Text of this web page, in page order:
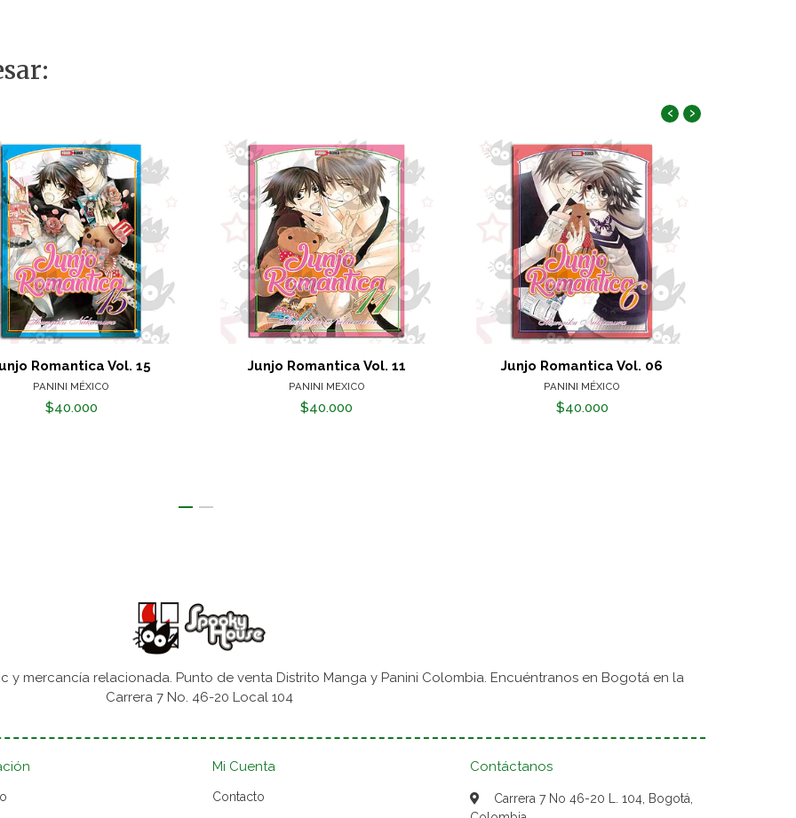
Romantica Vol. 15
PANINI MÉXICO
$40.000
Junjo Romantica Vol. 11
PANINI MEXICO
$40.000
Junjo Romantica Vol. 06
PANINI MÉXICO
$40.000
‹ ›
y mercancía relacionada. Punto de venta Distrito Manga y Panini Colombia. Encuéntranos en Bogotá en la
Carrera 7 No. 46-20 Local 104
Mi Cuenta
Contacto
Contáctanos
Carrera 7 No 46-20 L. 104, Bogotá,